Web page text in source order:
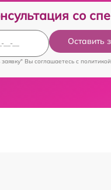
со
Оставить
Вы соглашаетесь c